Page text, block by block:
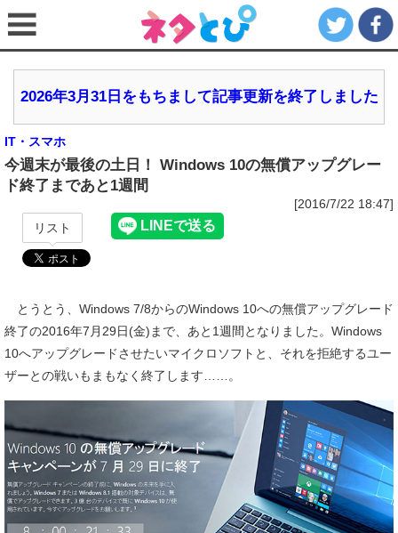
2026年3月31日をもちまして記事更新を終了しました
IT・スマホ
今週末が最後の土日！ Windows 10の無償アップグレー
ド終了まであと1週間
[2016/7/22 18:47]
リスト
とうとう、Windows 7/8からのWindows 10への無償アップグレード
終了の2016年7月29日(金)まで、あと1週間となりました。Windows
10へアップグレードさせたいマイクロソフトと、それを拒絶するユー
ザーとの戦いもまもなく終了します……。